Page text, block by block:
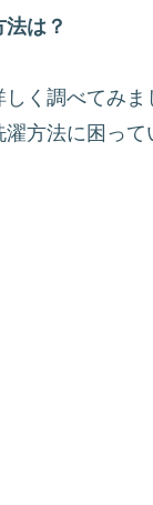
は？
く調べてみ
方法に困っ